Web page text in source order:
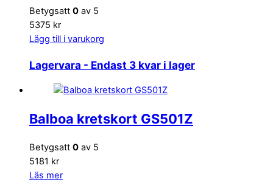
Betygsatt 0 av 5
5375 kr
Lägg till i varukorg
Lagervara - Endast 3 kvar i lager
Balboa kretskort GS501Z
Betygsatt 0 av 5
5181 kr
Läs mer